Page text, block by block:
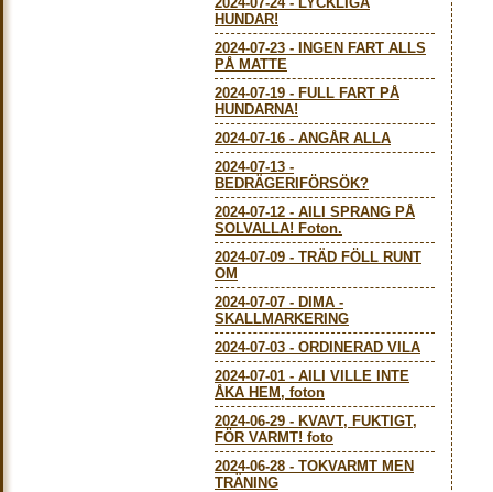
HUNDAR!
2024-07-23 -
INGEN FART ALLS
PÅ MATTE
2024-07-19 - FULL FART PÅ
HUNDARNA!
2024-07-16 - ANGÅR ALLA
2024-07-13 -
BEDRÄGERIFÖRSÖK?
2024-07-12 - AILI SPRANG PÅ
SOLVALLA! Foton.
2024-07-09 - TRÄD FÖLL RUNT
OM
2024-07-07 - DIMA -
SKALLMARKERING
2024-07-03 - ORDINERAD VILA
2024-07-01 - AILI VILLE INTE
ÅKA HEM, foton
2024-06-29 - KVAVT, FUKTIGT,
FÖR VARMT! foto
2024-06-28 - TOKVARMT MEN
TRÄNING